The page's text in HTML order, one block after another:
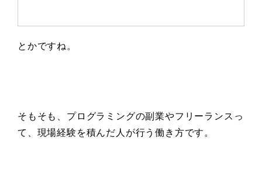
とかですね。
そもそも、プログラミングの副業やフリーランスっ
て、現場経験を積んだ人が行う働き方です。